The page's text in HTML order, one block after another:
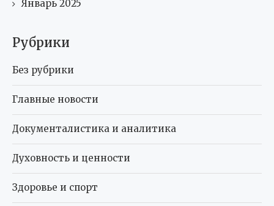
Январь 2025
Рубрики
Без рубрики
Главные новости
Документалистика и аналитика
Духовность и ценности
Здоровье и спорт